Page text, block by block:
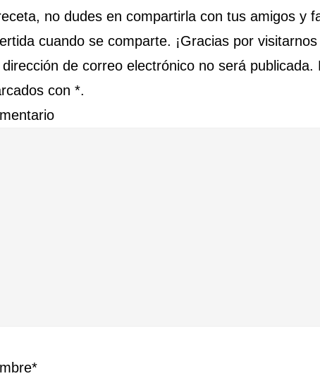
no dudes en compartirla con tus amigos y
cuando se comparte. ¡Gracias por
dirección de correo electrónico no será
con *.